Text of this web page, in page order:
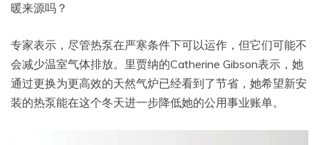
暖来源吗？
专家表示，尽管热泵在严寒条件下可以运作，但它们可能不
会减少温室气体排放。里贾纳的Catherine Gibson表示，她
通过更换为更高效的天然气炉已经看到了节省，她希望新安
装的热泵能在这个冬天进一步降低她的公用事业账单。